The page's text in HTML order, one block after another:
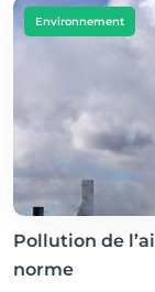
Environnement
Pollution de
norme